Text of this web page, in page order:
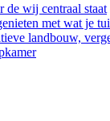
de wij centraal staat
met wat je
landbouw,